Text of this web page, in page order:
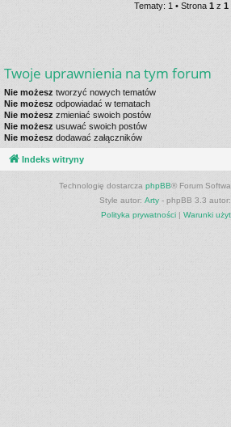
Tematy: 1 • Strona 1 z 1
Twoje uprawnienia na tym forum
Nie możesz tworzyć nowych tematów
Nie możesz odpowiadać w tematach
Nie możesz zmieniać swoich postów
Nie możesz usuwać swoich postów
Nie możesz dodawać załączników
Indeks witryny
Technologię dostarcza phpBB® Forum
Style autor: Arty - phpBB 3.3
Polityka prywatności| Warunki